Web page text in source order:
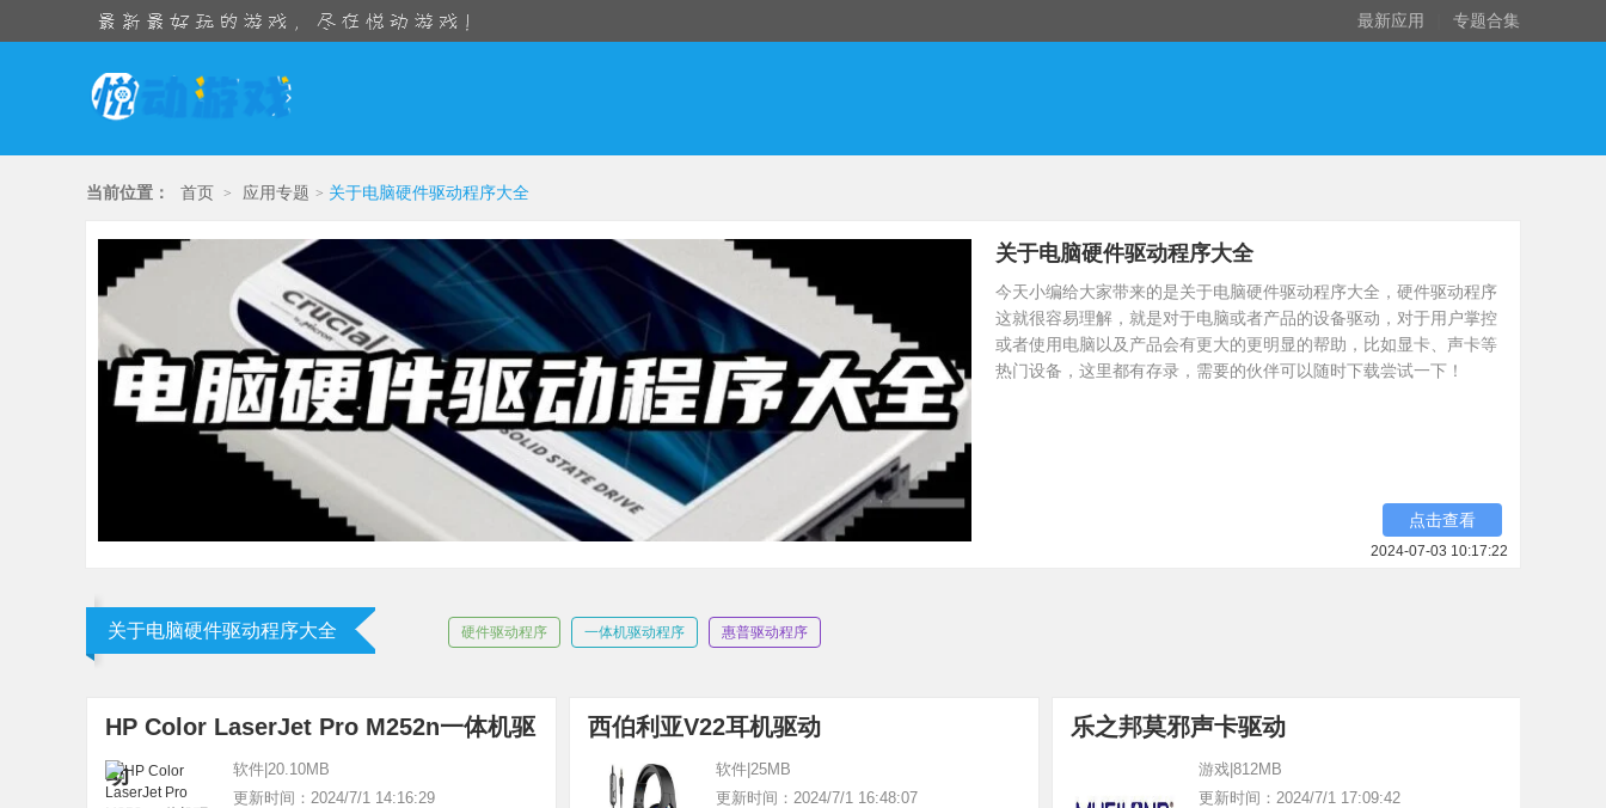
最新应用 专题合集
当前位置： 首页 > 应用专题 > 关于电脑硬件驱动程序大全
关于电脑硬件驱动程序大全
今天小编给大家带来的是关于电脑硬件驱动程序大全，硬件驱动程序
这就很容易理解，就是对于电脑或者产品的设备驱动，对于用户掌控
或者使用电脑以及产品会有更大的更明显的帮助，比如显卡、声卡等
热门设备，这里都有存录，需要的伙伴可以随时下载尝试一下！
点击查看
2024-07-03 10:17:22
关于电脑硬件驱动程序大全 硬件驱动程序 一体机驱动程序 惠普驱动程序
HP Color LaserJet Pro M252n一体机驱
动
软件 20.10MB
更新时间：2024/7/1 14:16:29
西伯利亚V22耳机驱动
软件 25MB
更新时间：2024/7/1 16:48:07
乐之邦莫邪声卡驱动
游戏 812MB
更新时间：2024/7/1 17:09:42